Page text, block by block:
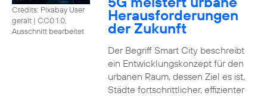
Credits: Pixabay User
geralt | CC0 1.0,
Ausschnitt bearbeitet
Herausforderungen
der Zukunft
Der Begriff Smart City beschreibt
ein Entwicklungskonzept für den
urbanen Raum, dessen Ziel es ist,
Städte fortschrittlicher, effizienter